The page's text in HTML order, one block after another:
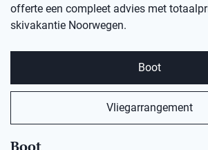
offerte een compleet advies met
skivakantie Noorwegen.
Boot
Vliegarrangement